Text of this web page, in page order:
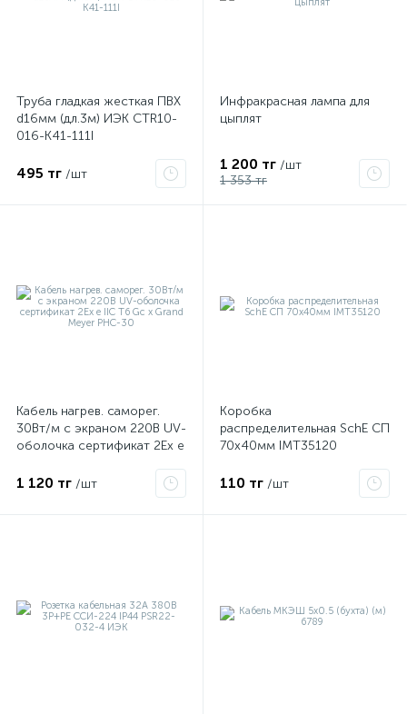
Труба гладкая жесткая ПВХ
d16мм (дл.3м) ИЭК CTR10-
016-K41-111I
495 тг /шт
Инфракрасная лампа для
цыплят
1 200 тг /шт
1 353 тг
Кабель нагрев. саморег.
30Вт/м с экраном 220В UV-
оболочка сертификат 2Ex e
PHC-30
1 120 тг /шт
Коробка
распределительная SchE СП
70х40мм IMT35120
110 тг /шт